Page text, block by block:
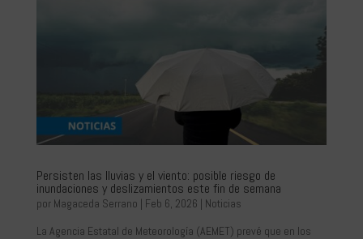
Persisten las lluvias y el viento: posible riesgo de
inundaciones y deslizamientos este fin de semana
por Magaceda Serrano | Feb 6, 2026 | Noticias
La Agencia Estatal de Meteorología (AEMET) prevé que en los